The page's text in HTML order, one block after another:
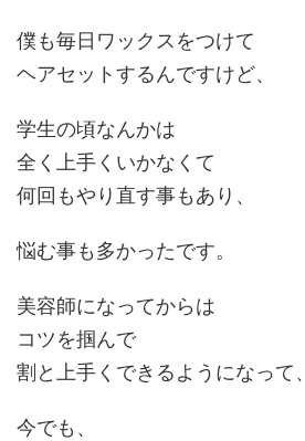
僕も毎日ワックスをつけて
ヘアセットするんですけど、
学生の頃なんかは
全く上手くいかなくて
何回もやり直す事もあり、
悩む事も多かったです。
美容師になってからは
コツを掴んで
割と上手くできるようになって、
今でも、